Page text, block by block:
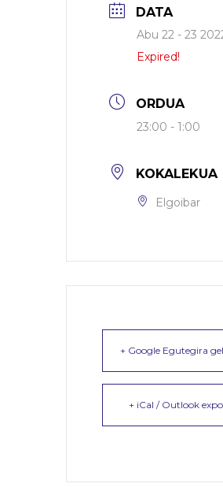
DATA
Abu 22 - 23
Expired!
ORDUA
23:00 - 1:00
KOKALEKUA
Elgoibar
+ Google Egutegira
+ iCal / Outlook